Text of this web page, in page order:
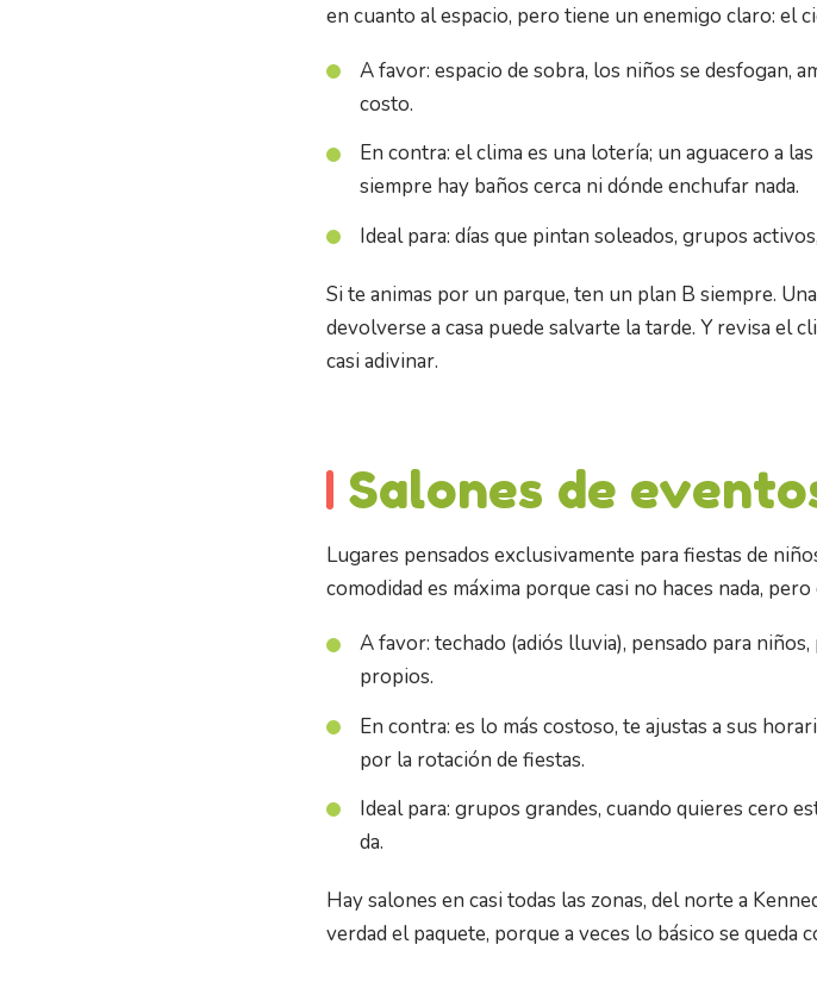
en cuanto al espacio, pero tiene un enemigo claro: el
A favor: espacio de sobra, los niños se desfogan,
costo.
En contra: el clima es una lotería; un aguacero a
siempre hay baños cerca ni dónde enchufar nada.
Ideal para: días que pintan soleados, grupos
Si te animas por un parque, ten un plan B siempre.
devolverse a casa puede salvarte la tarde. Y revisa el
casi adivinar.
Salones de
Lugares pensados exclusivamente para fiestas de
comodidad es máxima porque casi no haces nada,
A favor: techado (adiós lluvia), pensado para
propios.
En contra: es lo más costoso, te ajustas a sus
por la rotación de fiestas.
Ideal para: grupos grandes, cuando quieres cero
da.
Hay salones en casi todas las zonas, del norte a
verdad el paquete, porque a veces lo básico se queda